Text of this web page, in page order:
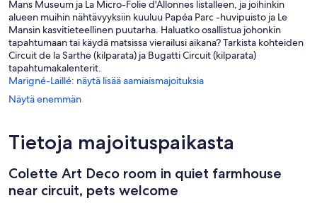
Mans Museum ja La Micro-Folie d'Allonnes listalleen, ja joihinkin
alueen muihin nähtävyyksiin kuuluu Papéa Parc -huvipuisto ja Le
Mansin kasvitieteellinen puutarha. Haluatko osallistua johonkin
tapahtumaan tai käydä matsissa vierailusi aikana? Tarkista kohteiden
Circuit de la Sarthe (kilparata) ja Bugatti Circuit (kilparata)
tapahtumakalenterit.
Marigné-Laillé: näytä lisää aamiaismajoituksia
Näytä enemmän
Tietoja majoituspaikasta
Colette Art Deco room in quiet farmhouse
near circuit, pets welcome